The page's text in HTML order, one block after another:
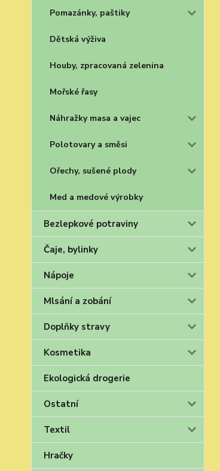
Pomazánky, paštiky
Dětská výživa
Houby, zpracovaná zelenina
Mořské řasy
Náhražky masa a vajec
Polotovary a směsi
Ořechy, sušené plody
Med a medové výrobky
Bezlepkové potraviny
Čaje, bylinky
Nápoje
Mlsání a zobání
Doplňky stravy
Kosmetika
Ekologická drogerie
Ostatní
Textil
Hračky